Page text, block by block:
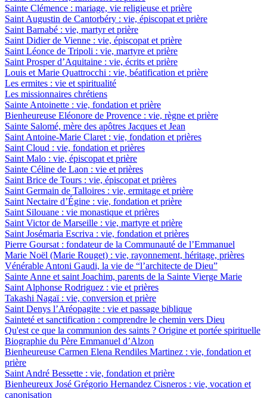
Sainte Clémence : mariage, vie religieuse et prière
Saint Augustin de Cantorbéry : vie, épiscopat et prière
Saint Barnabé : vie, martyr et prière
Saint Didier de Vienne : vie, épiscopat et prière
Saint Léonce de Tripoli : vie, martyre et prière
Saint Prosper d’Aquitaine : vie, écrits et prière
Louis et Marie Quattrocchi : vie, béatification et prière
Les ermites : vie et spiritualité
Les missionnaires chrétiens
Sainte Antoinette : vie, fondation et prière
Bienheureuse Eléonore de Provence : vie, règne et prière
Sainte Salomé, mère des apôtres Jacques et Jean
Saint Antoine-Marie Claret : vie, fondation et prières
Saint Cloud : vie, fondation et prières
Saint Malo : vie, épiscopat et prière
Sainte Céline de Laon : vie et prières
Saint Brice de Tours : vie, épiscopat et prières
Saint Germain de Talloires : vie, ermitage et prière
Saint Nectaire d’Égine : vie, fondation et prière
Saint Silouane : vie monastique et prières
Saint Victor de Marseille : vie, martyre et prière
Saint Josémaria Escriva : vie, fondation et prières
Pierre Goursat : fondateur de la Communauté de l’Emmanuel
Marie Noël (Marie Rouget) : vie, rayonnement, héritage, prières
Vénérable Antoni Gaudi, la vie de “l’architecte de Dieu”
Sainte Anne et saint Joachim, parents de la Sainte Vierge Marie
Saint Alphonse Rodriguez : vie et prières
Takashi Nagaï : vie, conversion et prière
Saint Denys l’Aréopagite : vie et passage biblique
Sainteté et sanctification : comprendre le chemin vers Dieu
Qu'est ce que la communion des saints ? Origine et portée spirituelle
Biographie du Père Emmanuel d’Alzon
Bienheureuse Carmen Elena Rendiles Martinez : vie, fondation et
prière
Saint André Bessette : vie, fondation et prière
Bienheureux José Grégorio Hernandez Cisneros : vie, vocation et
canonisation